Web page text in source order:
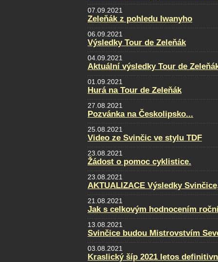
07.09.2021
Zeleňák z pohledu Iwanyho
06.09.2021
Výsledky Tour de Zeleňák
04.09.2021
Aktuální výsledky Tour de
01.09.2021
Hurá na Tour de Zeleňák
27.08.2021
Pozvánka na Českolipsko...
25.08.2021
Video ze Svinčic ve stylu TDF
23.08.2021
Žádost o pomoc cyklistice.
23.08.2021
AKTUALIZACE Výsledky
21.08.2021
Jak s celkovým hodnocením
13.08.2021
Svinčice budou Mistrovstvím
03.08.2021
Kraslický šíp 2021 letos